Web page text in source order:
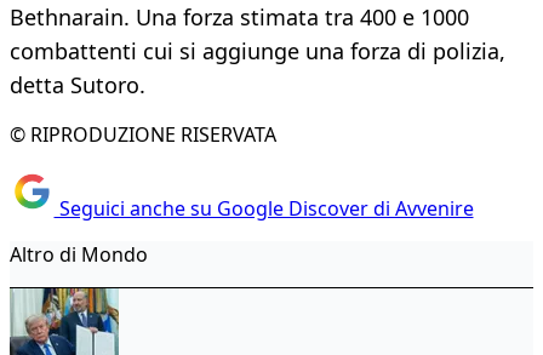
Bethnarain. Una forza stimata tra 400 e 1000
combattenti cui si aggiunge una forza di polizia,
detta Sutoro.
© RIPRODUZIONE RISERVATA
Seguici anche su Google Discover di Avvenire
Altro di Mondo